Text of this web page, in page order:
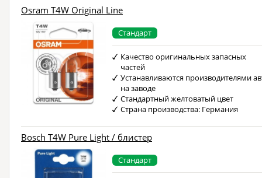
Osram T4W Original Line
Стандарт
Качество оригинальных запасных
частей
Устанавливаются производителями
на заводе
Стандартный желтоватый цвет
Страна производства: Германия
Bosch T4W Pure Light / блистер
Стандарт